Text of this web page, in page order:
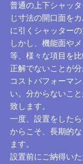
普通の上下シャッ
じ寸法の開口面を
に引くシャッター
しかし、機能面や
等、様々な項目を
正解でないことが分
コストパフォーマ
い。分からないこ
致します。
一度、設置をした
からこそ、長期的
ます。
設置前にご納得い